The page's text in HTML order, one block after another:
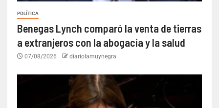
POLÍTICA
Benegas Lynch comparó la venta de tierras
a extranjeros con la abogacía y la salud
07/08/2026 diariolamuynegra